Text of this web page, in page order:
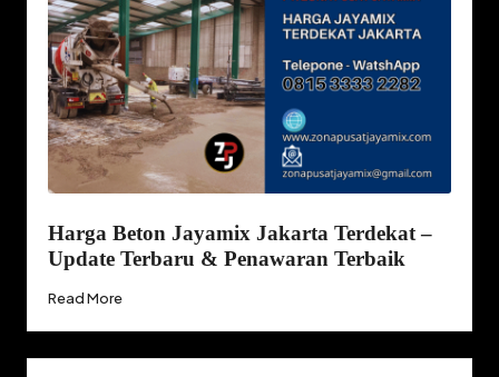
Harga Beton Jayamix Jakarta Terdekat –
Update Terbaru & Penawaran Terbaik
Read More